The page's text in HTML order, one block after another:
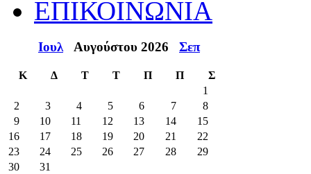
ΕΠΙΚΟΙΝΩΝΙΑ
Ιουλ Αυγούστου 2026 Σεπ
Κ Δ Τ Τ Π Π
Σ
1
2
3 4 5 6 7
8
9
10 11 12 13 14
15
16
17 18 19 20 21
22
23
24 25 26 27 28
29
30
31